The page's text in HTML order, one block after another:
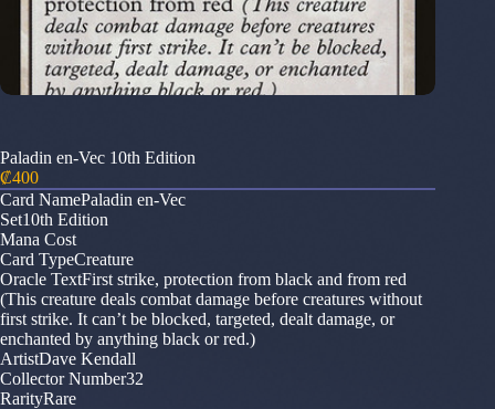
Paladin en-Vec 10th Edition
₡400
Card NamePaladin en-Vec
Set10th Edition
Mana Cost
Card TypeCreature
Oracle TextFirst strike, protection from black and from red
(This creature deals combat damage before creatures without
first strike. It can’t be blocked, targeted, dealt damage, or
enchanted by anything black or red.)
ArtistDave Kendall
Collector Number32
RarityRare